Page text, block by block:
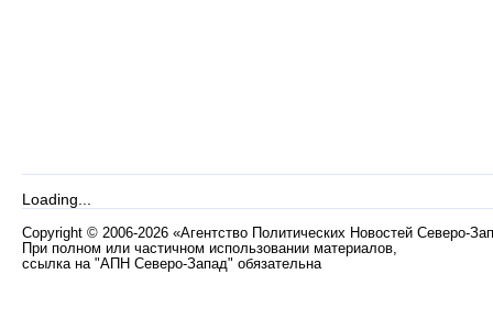
Loading...
Copyright © 2006-2026 «Агентство Политических Новостей Северо-
При полном или частичном использовании материалов,
ссылка на "АПН Северо-Запад" обязательна